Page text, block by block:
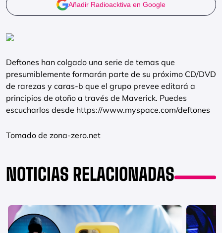
Añadir Radioacktiva en Google
Deftones han colgado una serie de temas que
presumiblemente formarán parte de su próximo CD/DVD
de rarezas y caras-b que el grupo prevee editará a
principios de otoño a través de Maverick. Puedes
escucharlos desde https://www.myspace.com/deftones
Tomado de zona-zero.net
NOTICIAS RELACIONADAS